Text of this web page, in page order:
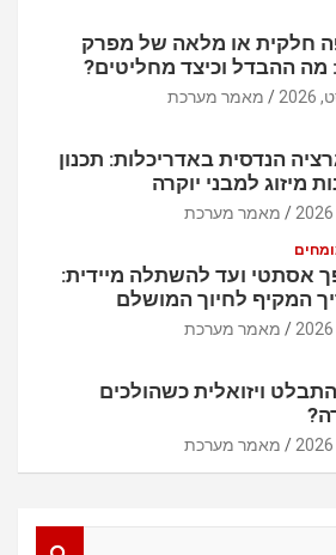
חלקית או מלאה של מפרק
מה ההבדל וכיצד מחליטים?
מאמר מערכת
הנדסית באדריכלות: תכנון
מיזוג למבני יוקרה
מאמר מערכת
אסתטי ועד להשתלה מיידית:
המקיף לחיוך המושלם
מאמר מערכת
ויזואלית כשהולכים
מאמר מערכת